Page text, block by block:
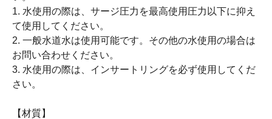
1. 水使用の際は、サージ圧力を最高使用圧力以下に抑え
て使用してください。
2. 一般水道水は使用可能です。その他の水使用の場合は
お問い合わせください。
3. 水使用の際は、インサートリングを必ず使用してくだ
さい。
【材質】